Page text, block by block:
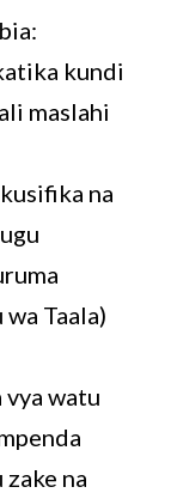
kundi
maslahi
na
Taala)
vya watu
na